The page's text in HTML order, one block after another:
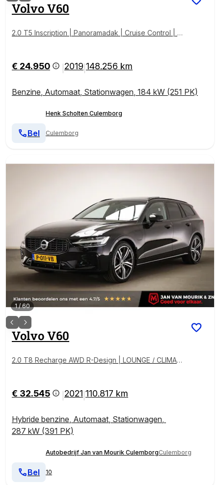
VolvoV60
2.0 T5 Inscription | Panoramadak | Cruise Control | P
Standkachel |
€ 24.950 2019 148.256 km
Benzine, Automaat, Stationwagen, 184 kW (251 PK)
Henk Scholten Culemborg
Culemborg
Bel
1/60
VolvoV60
2.0 T8 Recharge AWD R-Design | LOUNGE / CLIMAT
€ 32.545 2021 110.817 km
Hybride benzine, Automaat, Stationwagen,
287 kW (391 PK)
Autobedrijf Jan van Mourik CulemborgCulemborg
10
Bel